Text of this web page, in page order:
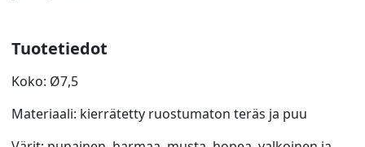
Tuotetiedot
Koko: Ø7,5
Materiaali: kierrätetty ruostumaton teräs ja puu